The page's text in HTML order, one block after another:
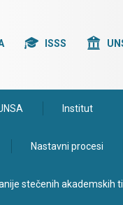
ISSS
Institut
Nastavni procesi
stečenih akademskih